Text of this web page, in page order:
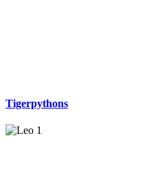
Tigerpythons